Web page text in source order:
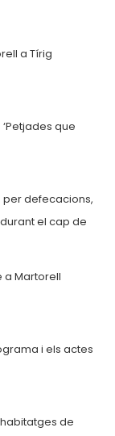
a Tírig
que
per defecacions,
el cap de
a Martorell
i els actes
de